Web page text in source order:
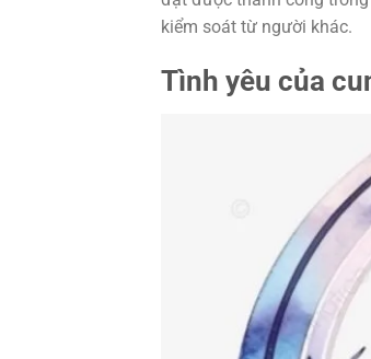
kiểm soát từ người khác.
Tình yêu của